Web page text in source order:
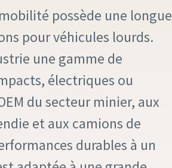
possède une longue
pour véhicules lourds.
une gamme de
électriques ou
du secteur minier, aux
et aux camions de
durables à un